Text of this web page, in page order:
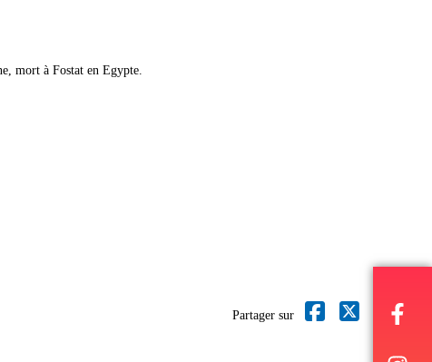
mort à Fostat en Egypte.
Partager sur